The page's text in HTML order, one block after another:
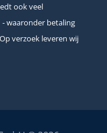
ook veel
waaronder betaling
verzoek leveren wij